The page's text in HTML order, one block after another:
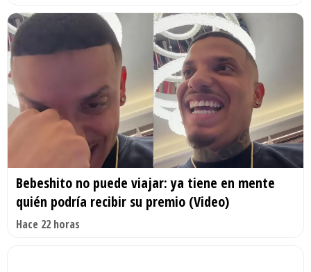
Bebeshito no puede viajar: ya tiene en mente
quién podría recibir su premio (Video)
Hace 22 horas